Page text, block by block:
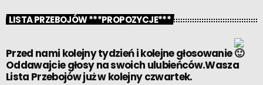
LISTA PRZEBOJÓW ***PROPOZYCJE***
Przed nami kolejny tydzień i kolejne głosowanie
Oddawajcie głosy na swoich ulubieńców.Wasza
Lista Przebojów już w kolejny czwartek.